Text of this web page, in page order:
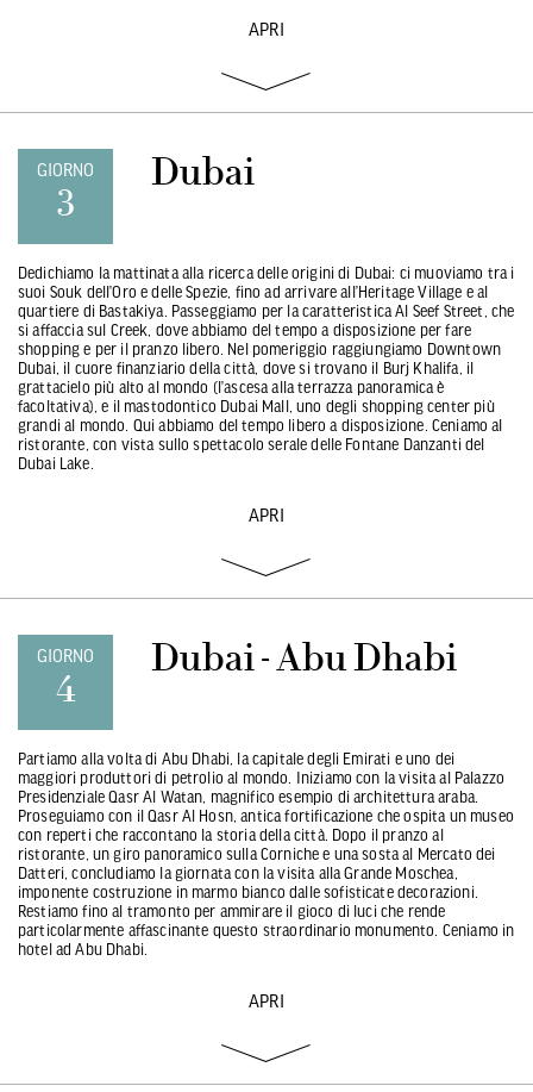
APRI
GIORNO
3
Dubai
Dedichiamo la mattinata alla ricerca delle origini di Dubai: ci muoviamo tra i
suoi Souk dell’Oro e delle Spezie, fino ad arrivare all’Heritage Village e al
quartiere di Bastakiya. Passeggiamo per la caratteristica Al Seef Street, che
si affaccia sul Creek, dove abbiamo del tempo a disposizione per fare
shopping e per il pranzo libero. Nel pomeriggio raggiungiamo Downtown
Dubai, il cuore finanziario della città, dove si trovano il Burj Khalifa, il
grattacielo più alto al mondo (l’ascesa alla terrazza panoramica è
facoltativa), e il mastodontico Dubai Mall, uno degli shopping center più
grandi al mondo. Qui abbiamo del tempo libero a disposizione. Ceniamo al
ristorante, con vista sullo spettacolo serale delle Fontane Danzanti del
Dubai Lake.
APRI
GIORNO
4
Dubai - Abu Dhabi
Partiamo alla volta di Abu Dhabi, la capitale degli Emirati e uno dei
maggiori produttori di petrolio al mondo. Iniziamo con la visita al Palazzo
Presidenziale Qasr Al Watan, magnifico esempio di architettura araba.
Proseguiamo con il Qasr Al Hosn, antica fortificazione che ospita un museo
con reperti che raccontano la storia della città. Dopo il pranzo al
ristorante, un giro panoramico sulla Corniche e una sosta al Mercato dei
Datteri, concludiamo la giornata con la visita alla Grande Moschea,
imponente costruzione in marmo bianco dalle sofisticate decorazioni.
Restiamo fino al tramonto per ammirare il gioco di luci che rende
particolarmente affascinante questo straordinario monumento. Ceniamo in
hotel ad Abu Dhabi.
APRI